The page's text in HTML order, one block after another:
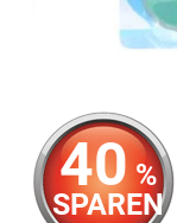
40 %
SPAREN